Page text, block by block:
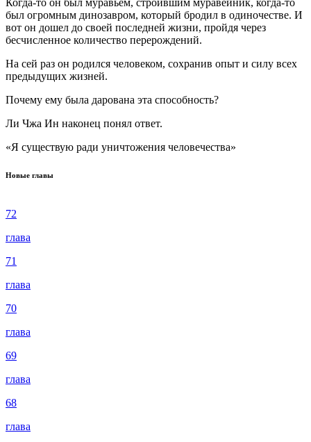
был огромным динозавром, который бродил в одиночестве. И
вот он дошел до своей последней жизни, пройдя через
бесчисленное количество перерождений.
На сей раз он родился человеком, сохранив опыт и силу всех
предыдущих жизней.
Почему ему была дарована эта способность?
Ли Чжа Ин наконец понял ответ.
«Я существую ради уничтожения человечества»
Новые главы
72
глава
71
глава
70
глава
69
глава
68
глава